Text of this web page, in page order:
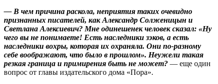
— В чем причина раскола, неприятия таких очевидно
признанных писателей, как Александр Солженицын и
Светлана Алексиевич? Мне одинешенек человек сказал: «Ну
чего вы не понимаете! Есть наследники зэков, а есть
наследники вохры, которая их охраняла. Они по-разному
себе воображают, что было в прошлом». Неужели такая
резкая граница и примирения быть не может? — еще один
вопрос от главы издательского дома «Пора».